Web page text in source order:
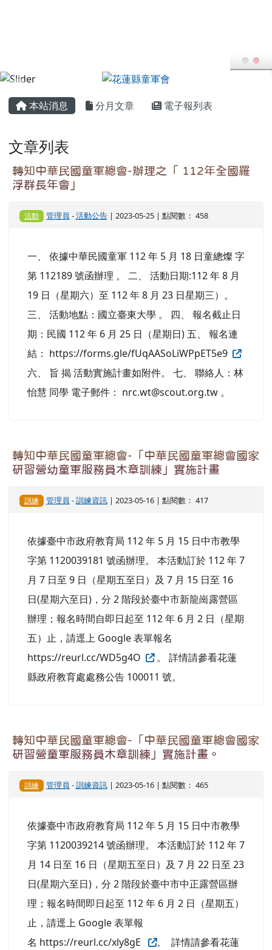
主內容區域
本站消息 分月文章 電子報列表
文章列表
轉知中華民國童軍總會-辦理之「 112年全國羅
浮群長年會」
活動 管理員 -活動公告| 2023-05-25 | 點閱數： 458
一、 依據中華民國童軍 112 年 5 月 18 日童總燦 字
第 112189 號函辦理 。 二、 活動日期:112 年 8 月
19 日（星期六）至 112 年 8 月 23 日星期三）。
三、 活動地點：國立臺東大學 。 四、 報名截止日
期：民國 112 年 6 月 25 日（星期日) 五、 報名連
結： https://forms.gle/fUqAASoLiWPpET5e9
六、 旨 揭 活動實施計畫如附件。 七、 聯絡人：林
怡慧 同學 電子郵件： nrc.wt@scout.org.tw 。
轉知中華民國童軍總會-「中華民國童軍總會國家
研習營幼童軍服務員木章訓練」實施計畫
訓練 管理員 -訓練資訊| 2023-05-16 | 點閱數： 417
依據臺中市政府教育局 112 年 5 月 15 日中市教學
字第 1120039181 號函辦理。 本活動訂於 112 年 7
月 7 日至 9 日（星期五至日）及 7 月 15 日至 16
日(星期六至日)，分 2 階段於臺中市新龍崗露營區
辦理；報名時間自即日起至 112 年 6 月 2 日（星期
五）止，請逕上 Google 表單報名
https://reurl.cc/WD5g4O
。 詳情請參看花蓮
縣政府教育處處務公告 100011 號。
轉知中華民國童軍總會-「中華民國童軍總會國家
研習營童軍服務員木章訓練」實施計畫。
訓練 管理員 -訓練資訊| 2023-05-16 | 點閱數： 465
依據臺中市政府教育局 112 年 5 月 15 日中市教學
字第 1120039214 號函辦理。 本活動訂於 112 年 7
月 14 日至 16 日（星期五至日）及 7 月 22 日至 23
日(星期六至日)，分 2 階段於臺中市中正露營區辦
理；報名時間即日起至 112 年 6 月 2 日（星期五）
止，請逕上 Google 表單報
名 https://reurl.cc/xly8gE
。 詳情請參看花蓮
頁尾區域